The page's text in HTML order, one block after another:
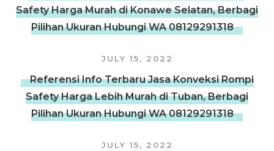
Safety Harga Murah di Konawe Selatan, Berbagi
Pilihan Ukuran Hubungi WA 08129291318
JULY 15, 2022
Referensi Info Terbaru Jasa Konveksi Rompi
Safety Harga Lebih Murah di Tuban, Berbagi
Pilihan Ukuran Hubungi WA 08129291318
JULY 15, 2022